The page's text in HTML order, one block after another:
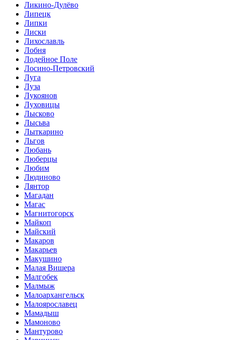
Ликино-Дулёво
Липецк
Липки
Лиски
Лихославль
Лобня
Лодейное Поле
Лосино-Петровский
Луга
Луза
Лукоянов
Луховицы
Лысково
Лысьва
Лыткарино
Льгов
Любань
Люберцы
Любим
Людиново
Лянтор
Магадан
Магас
Магнитогорск
Майкоп
Майский
Макаров
Макарьев
Макушино
Малая Вишера
Малгобек
Малмыж
Малоархангельск
Малоярославец
Мамадыш
Мамоново
Мантурово